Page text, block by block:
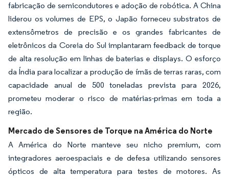
fabricação de semicondutores e adoção de robótica. A China
liderou os volumes de EPS, o Japão forneceu substratos de
extensômetros de precisão e os grandes fabricantes de
eletrônicos da Coreia do Sul implantaram feedback de torque
de alta resolução em linhas de baterias e displays. O esforço
da Índia para localizar a produção de ímãs de terras raras, com
capacidade anual de 500 toneladas prevista para 2026,
prometeu moderar o risco de matérias-primas em toda a
região.
Mercado de Sensores de Torque na América do Norte
A América do Norte manteve seu nicho premium, com
integradores aeroespaciais e de defesa utilizando sensores
ópticos de alta temperatura para testes de motores. As